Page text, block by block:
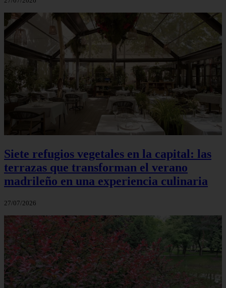
Siete refugios vegetales en la capital: las
terrazas que transforman el verano
madrileño en una experiencia culinaria
27/07/2026